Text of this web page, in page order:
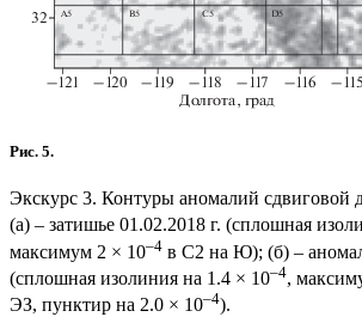
Рис. 5.
Экскурс 3. Контуры аномалий сдвиговой
(а) – затишье 01.02.2018 г. (сплошная
максимум 2 × 10–4 в С2 на Ю); (б) –
(сплошная изолиния на 1.4 × 10–4,
ЭЗ, пунктир на 2.0 × 10–4).